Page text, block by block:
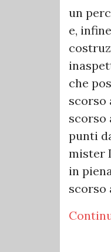
un
e,
che
scorso
scorso
punti
mister
in
scorso